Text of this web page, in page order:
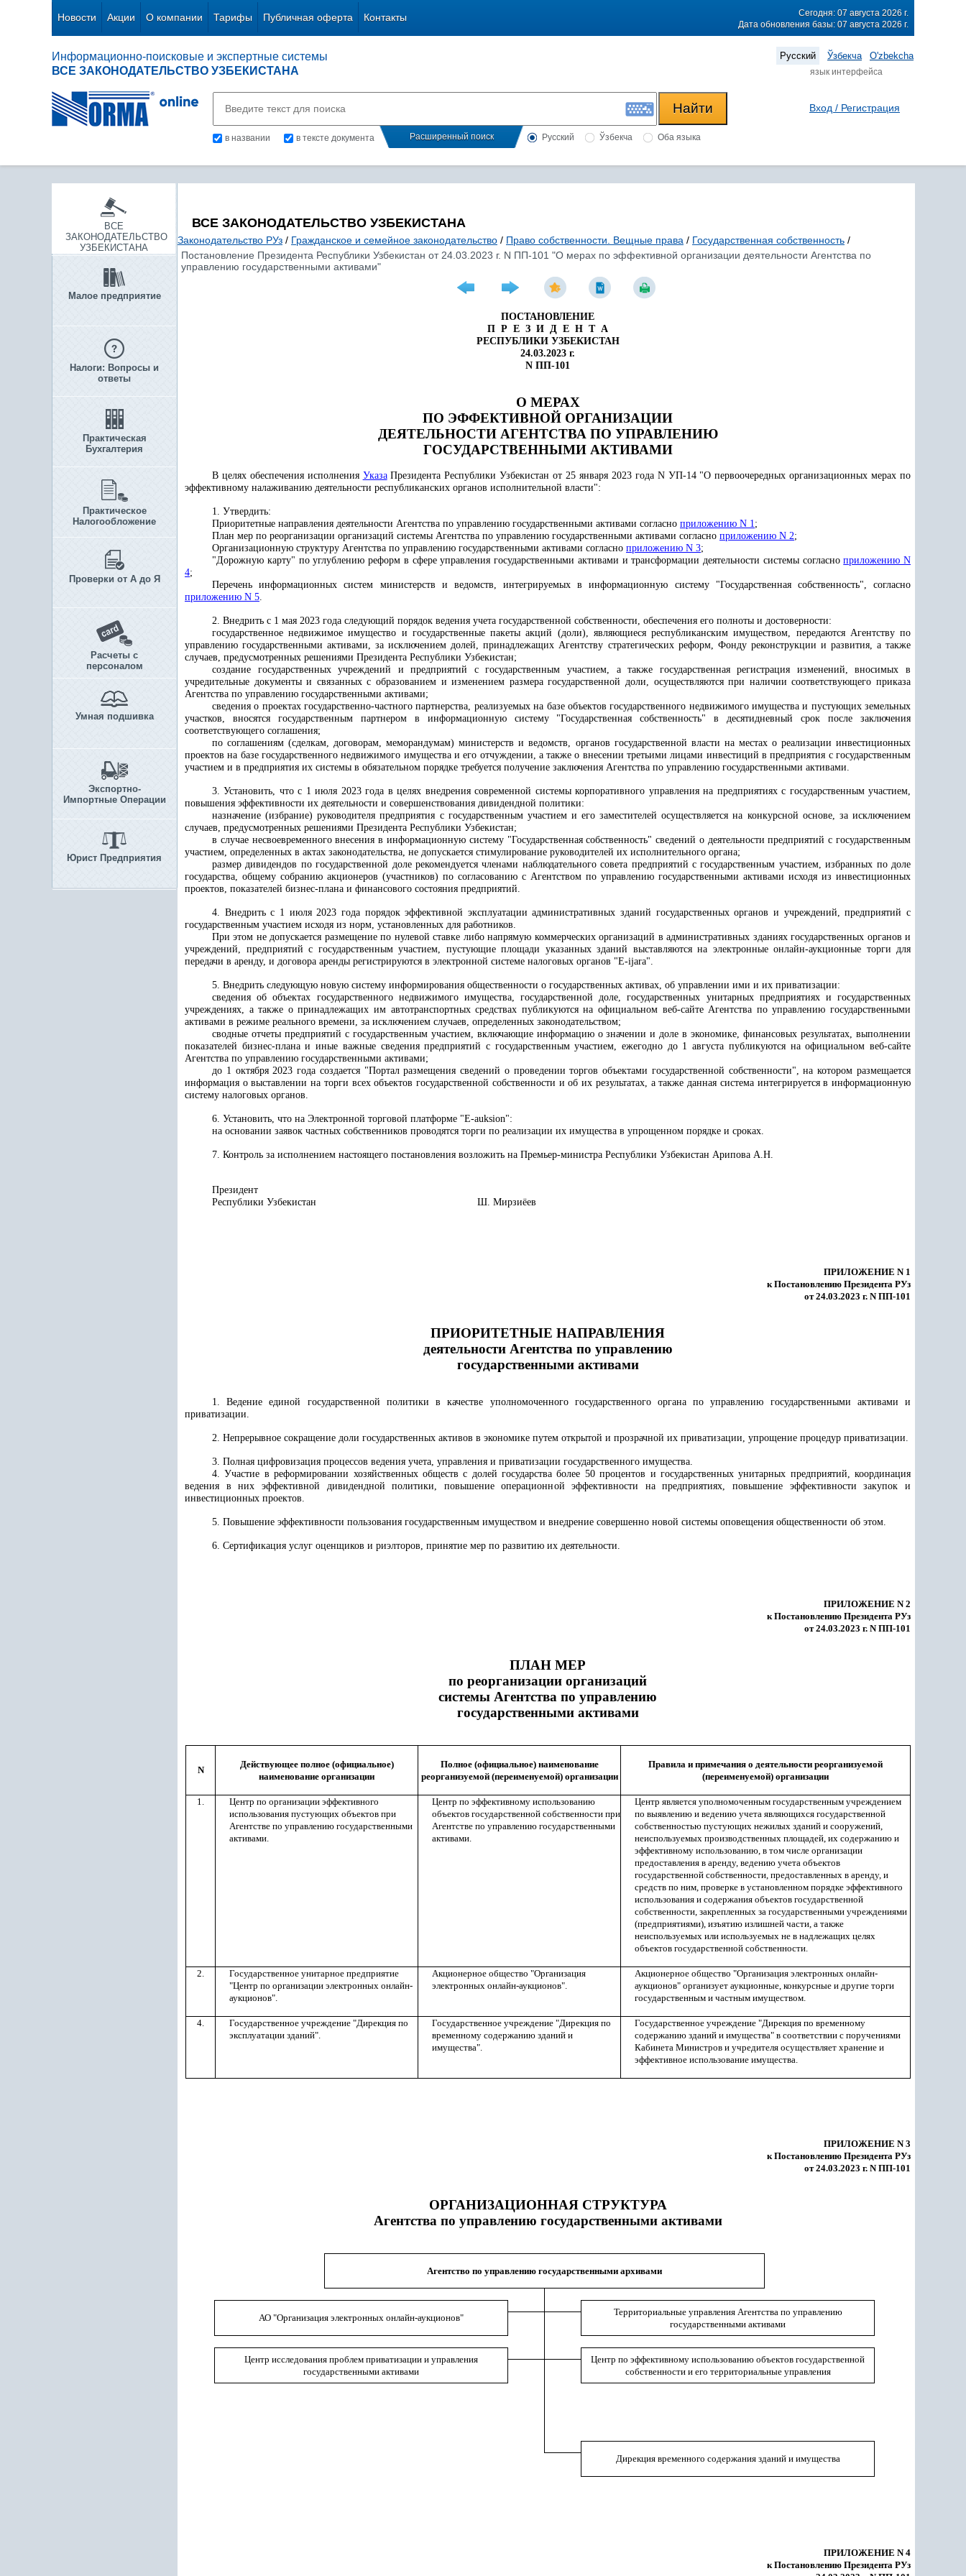
Новости Акции О компании Тарифы Публичная оферта Контакты
Сегодня: 07 августа 2026 г.
Дата обновления базы: 07 августа 2026 г.
Информационно-поисковые и экспертные системы
ВСЕ ЗАКОНОДАТЕЛЬСТВО УЗБЕКИСТАНА
Русский Ўзбекча O'zbekcha
язык интерфейса
в названии в тексте документа Расширенный поиск Русский Ўзбекча Оба языка
Вход / Регистрация
ВСЕ
ЗАКОНОДАТЕЛЬСТВО
УЗБЕКИСТАНА
Малое предприятие
Налоги: Вопросы и
ответы
Практическая
Бухгалтерия
Практическое
Налогообложение
Проверки от А до Я
Расчеты с
персоналом
Умная подшивка
Экспортно-
Импортные Операции
Юрист Предприятия
ВСЕ ЗАКОНОДАТЕЛЬСТВО УЗБЕКИСТАНА
Законодательство РУз / Гражданское и семейное законодательство / Право собственности. Вещные права / Государственная собственность /
Постановление Президента Республики Узбекистан от 24.03.2023 г. N ПП-101 "О мерах по эффективной организации деятельности Агентства по
управлению государственными активами"
ПОСТАНОВЛЕНИЕ
П Р Е З И Д Е Н Т А
РЕСПУБЛИКИ УЗБЕКИСТАН
24.03.2023 г.
N ПП-101
О МЕРАХ
ПО ЭФФЕКТИВНОЙ ОРГАНИЗАЦИИ
ДЕЯТЕЛЬНОСТИ АГЕНТСТВА ПО УПРАВЛЕНИЮ
ГОСУДАРСТВЕННЫМИ АКТИВАМИ
В целях обеспечения исполнения УказаПрезидента Республики Узбекистан от 25 января 2023 года N УП-14 "О первоочередных организационных мерах по
эффективному налаживанию деятельности республиканских органов исполнительной власти":
1. Утвердить:
Приоритетные направления деятельности Агентства по управлению государственными активами согласно приложению N 1;
План мер по реорганизации организаций системы Агентства по управлению государственными активами согласно приложению N 2;
Организационную структуру Агентства по управлению государственными активами согласно приложению N 3;
"Дорожную карту" по углублению реформ в сфере управления государственными активами и трансформации деятельности системы согласноприложению N
4;
Перечень информационных систем министерств и ведомств, интегрируемых в информационную систему "Государственная собственность", согласно
приложению N 5.
2. Внедрить с 1 мая 2023 года следующий порядок ведения учета государственной собственности, обеспечения его полноты и достоверности:
государственное недвижимое имущество и государственные пакеты акций (доли), являющиеся республиканским имуществом, передаются Агентству по
управлению государственными активами, за исключением долей, принадлежащих Агентству стратегических реформ, Фонду реконструкции и развития, а также
случаев, предусмотренных решениями Президента Республики Узбекистан;
создание государственных учреждений и предприятий с государственным участием, а также государственная регистрация изменений, вносимых в
учредительные документы и связанных с образованием и изменением размера государственной доли, осуществляются при наличии соответствующего приказа
Агентства по управлению государственными активами;
сведения о проектах государственно-частного партнерства, реализуемых на базе объектов государственного недвижимого имущества и пустующих земельных
участков, вносятся государственным партнером в информационную систему "Государственная собственность" в десятидневный срок после заключения
соответствующего соглашения;
по соглашениям (сделкам, договорам, меморандумам) министерств и ведомств, органов государственной власти на местах о реализации инвестиционных
проектов на базе государственного недвижимого имущества и его отчуждении, а также о внесении третьими лицами инвестиций в предприятия с государственным
участием и в предприятия их системы в обязательном порядке требуется получение заключения Агентства по управлению государственными активами.
3. Установить, что с 1 июля 2023 года в целях внедрения современной системы корпоративного управления на предприятиях с государственным участием,
повышения эффективности их деятельности и совершенствования дивидендной политики:
назначение (избрание) руководителя предприятия с государственным участием и его заместителей осуществляется на конкурсной основе, за исключением
случаев, предусмотренных решениями Президента Республики Узбекистан;
в случае несвоевременного внесения в информационную систему "Государственная собственность" сведений о деятельности предприятий с государственным
участием, определенных в актах законодательства, не допускается стимулирование руководителей их исполнительного органа;
размер дивидендов по государственной доле рекомендуется членами наблюдательного совета предприятий с государственным участием, избранных по доле
государства, общему собранию акционеров (участников) по согласованию с Агентством по управлению государственными активами исходя из инвестиционных
проектов, показателей бизнес-плана и финансового состояния предприятий.
4. Внедрить с 1 июля 2023 года порядок эффективной эксплуатации административных зданий государственных органов и учреждений, предприятий с
государственным участием исходя из норм, установленных для работников.
При этом не допускается размещение по нулевой ставке либо напрямую коммерческих организаций в административных зданиях государственных органов и
учреждений, предприятий с государственным участием, пустующие площади указанных зданий выставляются на электронные онлайн-аукционные торги для
передачи в аренду, и договора аренды регистрируются в электронной системе налоговых органов "E-ijara".
5. Внедрить следующую новую систему информирования общественности о государственных активах, об управлении ими и их приватизации:
сведения об объектах государственного недвижимого имущества, государственной доле, государственных унитарных предприятиях и государственных
учреждениях, а также о принадлежащих им автотранспортных средствах публикуются на официальном веб-сайте Агентства по управлению государственными
активами в режиме реального времени, за исключением случаев, определенных законодательством;
сводные отчеты предприятий с государственным участием, включающие информацию о значении и доле в экономике, финансовых результатах, выполнении
показателей бизнес-плана и иные важные сведения предприятий с государственным участием, ежегодно до 1 августа публикуются на официальном веб-сайте
Агентства по управлению государственными активами;
до 1 октября 2023 года создается "Портал размещения сведений о проведении торгов объектами государственной собственности", на котором размещается
информация о выставлении на торги всех объектов государственной собственности и об их результатах, а также данная система интегрируется в информационную
систему налоговых органов.
6. Установить, что на Электронной торговой платформе "E-auksion":
на основании заявок частных собственников проводятся торги по реализации их имущества в упрощенном порядке и сроках.
7. Контроль за исполнением настоящего постановления возложить на Премьер-министра Республики Узбекистан Арипова А.Н.
Президент
Республики Узбекистан Ш. Мирзиёев
ПРИЛОЖЕНИЕ N 1
к Постановлению Президента РУз
от 24.03.2023 г. N ПП-101
ПРИОРИТЕТНЫЕ НАПРАВЛЕНИЯ
деятельности Агентства по управлению
государственными активами
1. Ведение единой государственной политики в качестве уполномоченного государственного органа по управлению государственными активами и
приватизации.
2. Непрерывное сокращение доли государственных активов в экономике путем открытой и прозрачной их приватизации, упрощение процедур приватизации.
3. Полная цифровизация процессов ведения учета, управления и приватизации государственного имущества.
4. Участие в реформировании хозяйственных обществ с долей государства более 50 процентов и государственных унитарных предприятий, координация
ведения в них эффективной дивидендной политики, повышение операционной эффективности на предприятиях, повышение эффективности закупок и
инвестиционных проектов.
5. Повышение эффективности пользования государственным имуществом и внедрение совершенно новой системы оповещения общественности об этом.
6. Сертификация услуг оценщиков и риэлторов, принятие мер по развитию их деятельности.
ПРИЛОЖЕНИЕ N 2
к Постановлению Президента РУз
от 24.03.2023 г. N ПП-101
ПЛАН МЕР
по реорганизации организаций
системы Агентства по управлению
государственными активами
N
Действующее полное (официальное)
наименование организации
Полное (официальное) наименование
реорганизуемой (переименуемой) организации
Правила и примечания о деятельности реорганизуемой
(переименуемой) организации
1.
Центр по организации эффективного
использования пустующих объектов при
Агентстве по управлению государственными
активами.
Центр по эффективному использованию
объектов государственной собственности при
Агентстве по управлению государственными
активами.
Центр является уполномоченным государственным учреждением
по выявлению и ведению учета являющихся государственной
собственностью пустующих нежилых зданий и сооружений,
неиспользуемых производственных площадей, их содержанию и
эффективному использованию, в том числе организации
предоставления в аренду, ведению учета объектов
государственной собственности, предоставленных в аренду, и
средств по ним, проверке в установленном порядке эффективного
использования и содержания объектов государственной
собственности, закрепленных за государственными учреждениями
(предприятиями), изъятию излишней части, а также
неиспользуемых или используемых не в надлежащих целях
объектов государственной собственности.
2.
Государственное унитарное предприятие
"Центр по организации электронных онлайн-
аукционов".
Акционерное общество "Организация
электронных онлайн-аукционов".
Акционерное общество "Организация электронных онлайн-
аукционов" организует аукционные, конкурсные и другие торги
государственным и частным имуществом.
4.
Государственное учреждение "Дирекция по
эксплуатации зданий".
Государственное учреждение "Дирекция по
временному содержанию зданий и
имущества".
Государственное учреждение "Дирекция по временному
содержанию зданий и имущества" в соответствии с поручениями
Кабинета Министров и учредителя осуществляет хранение и
эффективное использование имущества.
ПРИЛОЖЕНИЕ N 3
к Постановлению Президента РУз
от 24.03.2023 г. N ПП-101
ОРГАНИЗАЦИОННАЯ СТРУКТУРА
Агентства по управлению государственными активами
Агентство по управлению государственными архивами
АО "Организация электронных онлайн-аукционов"
Территориальные управления Агентства по управлению
государственными активами
Центр исследования проблем приватизации и управления
государственными активами
Центр по эффективному использованию объектов государственной
собственности и его территориальные управления
Дирекция временного содержания зданий и имущества
ПРИЛОЖЕНИЕ N 4
к Постановлению Президента РУз